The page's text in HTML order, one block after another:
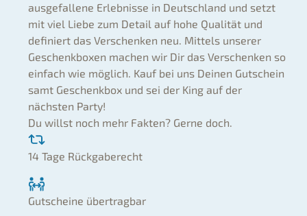
ausgefallene Erlebnisse in Deutschland und setzt
mit viel Liebe zum Detail auf hohe Qualität und
definiert das Verschenken neu. Mittels unserer
Geschenkboxen machen wir Dir das Verschenken so
einfach wie möglich. Kauf bei uns Deinen Gutschein
samt Geschenkbox und sei der King auf der
nächsten Party!
Du willst noch mehr Fakten? Gerne doch.
14 Tage Rückgaberecht
Gutscheine übertragbar